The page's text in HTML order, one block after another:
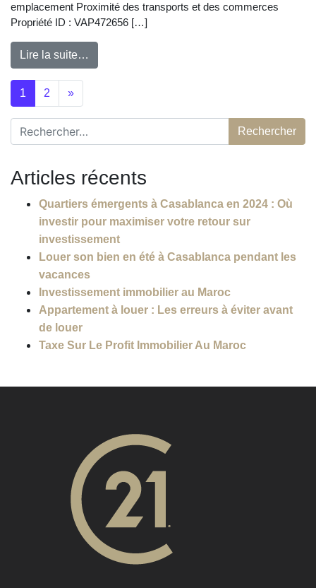
emplacement Proximité des transports et des commerces
Propriété ID : VAP472656 […]
Lire la suite…
Posts navigation
1 2 »
Rechercher :
Articles récents
Quartiers émergents à Casablanca en 2024 : Où
investir pour maximiser votre retour sur
investissement
Louer son bien en été à Casablanca pendant les
vacances
Investissement immobilier au Maroc
Appartement à louer : Les erreurs à éviter avant
de louer
Taxe Sur Le Profit Immobilier Au Maroc